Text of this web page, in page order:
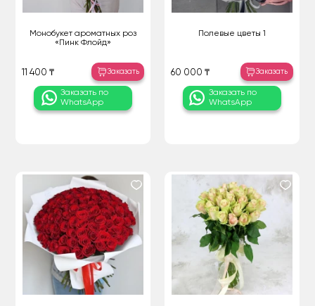
Монобукет ароматных роз
«Пинк Флойд»
11 400 ₸ Заказать
Заказать по
WhatsApp
Полевые цветы 1
60 000 ₸ Заказать
Заказать по
WhatsApp